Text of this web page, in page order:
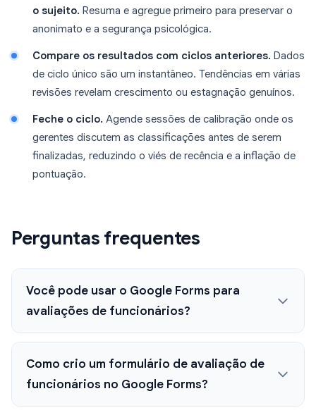
o sujeito. Resuma e agregue primeiro para preservar o
anonimato e a segurança psicológica.
Compare os resultados com ciclos anteriores. Dados
de ciclo único são um instantâneo. Tendências em várias
revisões revelam crescimento ou estagnação genuínos.
Feche o ciclo. Agende sessões de calibração onde os
gerentes discutem as classificações antes de serem
finalizadas, reduzindo o viés de recência e a inflação de
pontuação.
Perguntas frequentes
Você pode usar o Google Forms para
avaliações de funcionários?
Como crio um formulário de avaliação de
funcionários no Google Forms?